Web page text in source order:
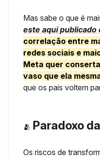
Mas sabe o que é
este aqui publicado
correlação entre
redes sociais e
Meta quer
vaso que ela
que os pais voltem
🫂 Paradoxo
Os riscos de